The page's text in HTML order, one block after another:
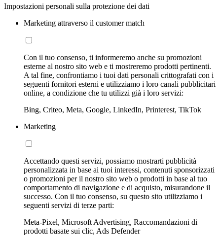
Impostazioni personali sulla protezione dei dati
Marketing attraverso il customer match
Con il tuo consenso, ti informeremo anche su promozioni
esterne al nostro sito web e ti mostreremo prodotti pertinenti.
A tal fine, confrontiamo i tuoi dati personali crittografati con i
seguenti fornitori esterni e utilizziamo i loro canali pubblicitari
online, a condizione che tu utilizzi già i loro servizi:
Bing, Criteo, Meta, Google, LinkedIn, Printerest, TikTok
Marketing
Accettando questi servizi, possiamo mostrarti pubblicità
personalizzata in base ai tuoi interessi, contenuti sponsorizzati
o promozioni per il nostro sito web o prodotti in base al tuo
comportamento di navigazione e di acquisto, misurandone il
successo. Con il tuo consenso, su questo sito utilizziamo i
seguenti servizi di terze parti:
Meta-Pixel, Microsoft Advertising, Raccomandazioni di
prodotti basate sui clic, Ads Defender